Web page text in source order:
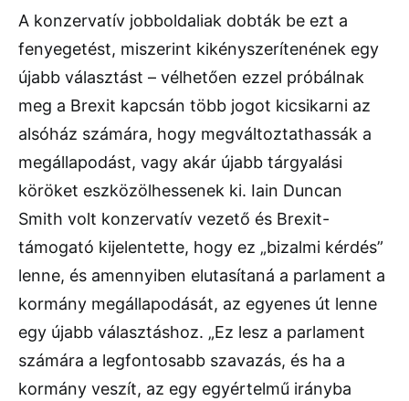
A konzervatív jobboldaliak dobták be ezt a
fenyegetést, miszerint kikényszerítenének egy
újabb választást – vélhetően ezzel próbálnak
meg a Brexit kapcsán több jogot kicsikarni az
alsóház számára, hogy megváltoztathassák a
megállapodást, vagy akár újabb tárgyalási
köröket eszközölhessenek ki. Iain Duncan
Smith volt konzervatív vezető és Brexit-
támogató kijelentette, hogy ez „bizalmi kérdés”
lenne, és amennyiben elutasítaná a parlament a
kormány megállapodását, az egyenes út lenne
egy újabb választáshoz. „Ez lesz a parlament
számára a legfontosabb szavazás, és ha a
kormány veszít, az egy egyértelmű irányba